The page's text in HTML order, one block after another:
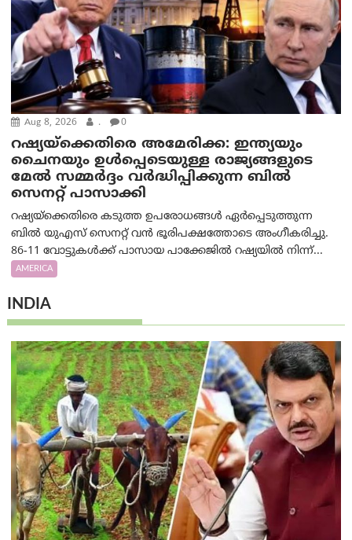
Aug 8, 2026 . 0
റഷ്യയ്‌ക്കെതിരെ അമേരിക്ക: ഇന്ത്യയും
ചൈനയും ഉൾപ്പെടെയുള്ള രാജ്യങ്ങളുടെ
മേൽ സമ്മർദ്ദം വർദ്ധിപ്പിക്കുന്ന ബിൽ
സെനറ്റ് പാസാക്കി
റഷ്യയ്‌ക്കെതിരെ കടുത്ത ഉപരോധങ്ങൾ ഏർപ്പെടുത്തുന്ന
ബിൽ യുഎസ് സെനറ്റ് വൻ ഭൂരിപക്ഷത്തോടെ അംഗീകരിച്ചു.
86-11 വോട്ടുകൾക്ക് പാസായ പാക്കേജിൽ റഷ്യയിൽ നിന്ന്...
AMERICA
INDIA